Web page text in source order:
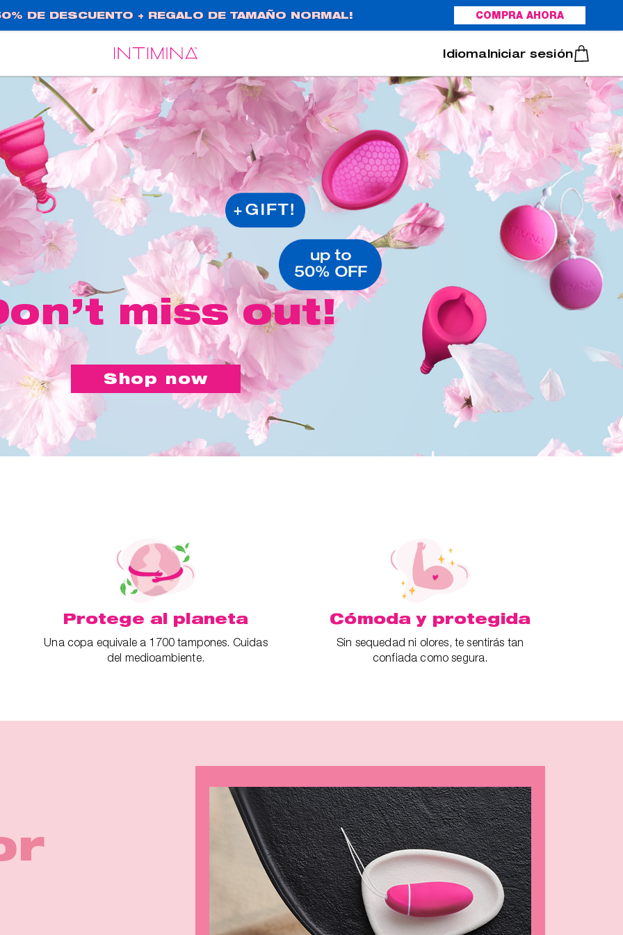
DE DESCUENTO + REGALO DE TAMAÑO NORMAL! COMPRA AHORA
Português
Iniciar sesión
miss out!
Shop now
Protege al planeta
Una copa equivale a 1700 tampones. Cuidas
del medioambiente.
Cómoda y protegida
Sin sequedad ni olores, te sentirás tan
confiada como segura.
la2